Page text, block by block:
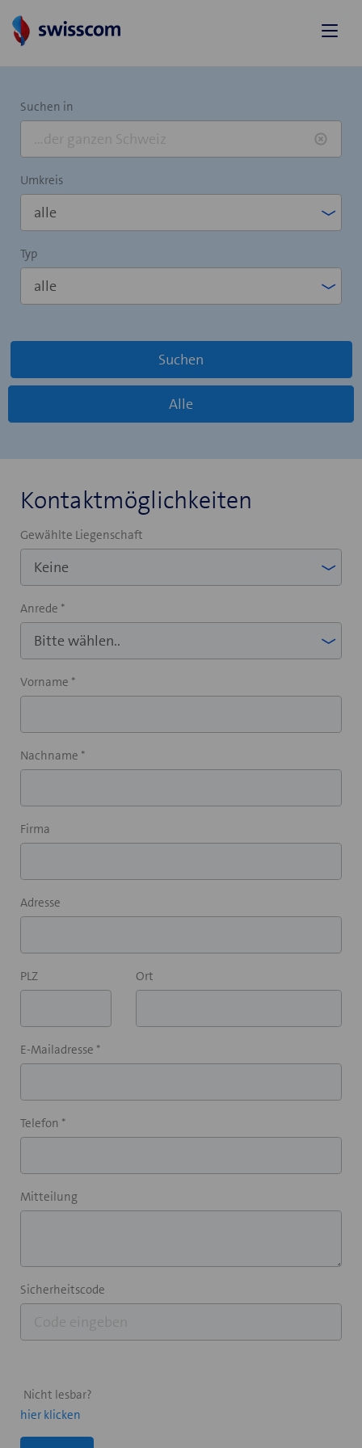
Suchen in
Umkreis
Typ
Suchen
Alle
Kontaktmöglichkeiten
Gewählte Liegenschaft
Anrede *
Vorname *
Nachname *
Firma
Adresse
PLZ Ort
E-Mailadresse *
Telefon *
Mitteilung
Sicherheitscode
Nicht lesbar?
hier klicken